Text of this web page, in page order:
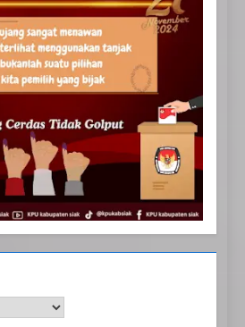
Selamat Hari Kebangkitan
Nasional
IKLAN
IKLAN